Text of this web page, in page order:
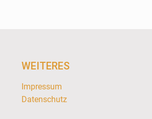
WEITERES
Impressum
Datenschutz